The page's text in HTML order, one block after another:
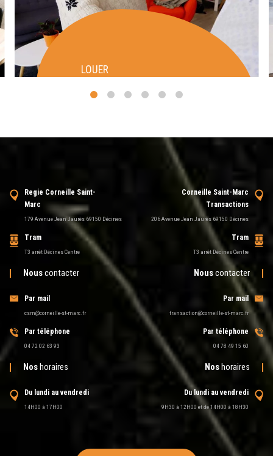
LOUER
Regie Corneille Saint-
Marc
179 Avenue Jean Jaurès 69150 Décines
Tram
T3 arrêt Décines Centre
Nouscontacter
Par mail
csm@corneille-st-marc.fr
Par téléphone
04 72 02 63 93
Nos horaires
Du lundi au vendredi
14H00 à 17H00
Corneille Saint-Marc
Transactions
206 Avenue Jean Jaurès 69150 Décines
Tram
T3 arrêt Décines Centre
Nouscontacter
Par mail
transaction@corneille-st-marc.fr
Par téléphone
04 78 49 15 60
Noshoraires
Du lundi au vendredi
9H30 à 12H00 et de 14H00 à 18H30